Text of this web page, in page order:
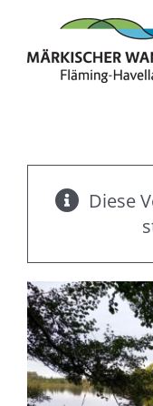
springen
Diese